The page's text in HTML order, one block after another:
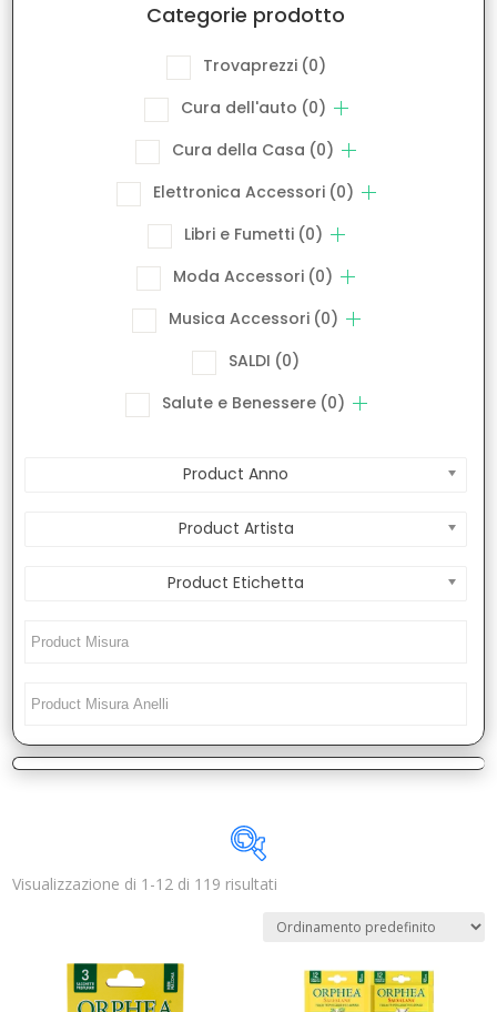
Categorie prodotto
Trovaprezzi (0)
Cura dell'auto (0)
Cura della Casa (0)
Elettronica Accessori (0)
Libri e Fumetti (0)
Moda Accessori (0)
Musica Accessori (0)
SALDI (0)
Salute e Benessere (0)
Product Anno
Product Artista
Product Etichetta
Visualizzazione di 1-12 di 119 risultati